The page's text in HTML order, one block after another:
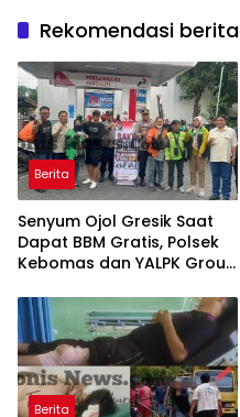
Rekomendasi berita
Berita
Senyum Ojol Gresik Saat
Dapat BBM Gratis, Polsek
Kebomas dan YALPK Group
Berita